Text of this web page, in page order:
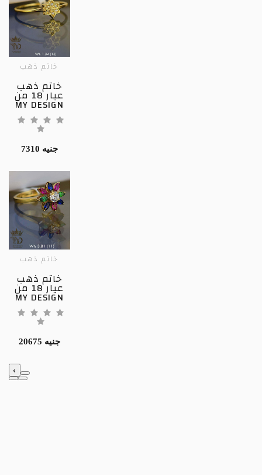
خاتم ذهب
خاتم ذهب
عيار 18 من
MY DESIGN
7310 جنيه
خاتم ذهب
خاتم ذهب
عيار 18 من
MY DESIGN
20675 جنيه
‹